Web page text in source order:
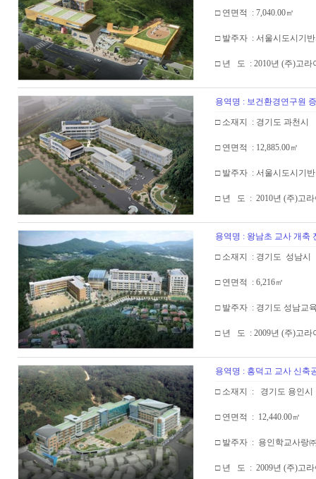
□ 연면적 : 7,040.00㎡
□ 발주자 : 서울시도시기
□ 년 도 : 2010년 (주)고라
용역명 : 보건환경연구원
□ 소재지 : 경기도 과천시
□ 연면적 : 12,885.00㎡
□ 발주자 : 서울시도시기
□ 년 도 : 2010년 (주)고라
용역명 : 왕남초 교사 개축
□ 소재지 : 경기도 성남시
□ 연면적 : 6,216㎡
□ 발주자 : 경기도 성남교
□ 년 도 : 2009년 (주)고라
용역명 : 흥덕고 교사 신축
□ 소재지 : 경기도 용인시
□ 연면적 : 12,440.00㎡
□ 발주자 : 용인학교사랑
□ 년 도 : 2009년 (주)고라